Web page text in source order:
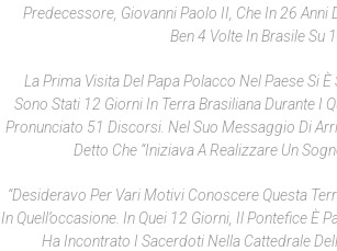
Predecessore, Giovanni Paolo II, Che In 26 Anni
Ben 4 Volte In Brasile Su
La Prima Visita Del Papa Polacco Nel Paese Si
Sono Stati 12 Giorni In Terra Brasiliana Durante I
Pronunciato 51 Discorsi. Nel Suo Messaggio Di
Detto Che “iniziava A Realizzare Un
“Desideravo Per Vari Motivi Conoscere Questa
In Quell’occasione. In Quei 12 Giorni, Il Pontefice È
Ha Incontrato I Sacerdoti Nella Cattedrale